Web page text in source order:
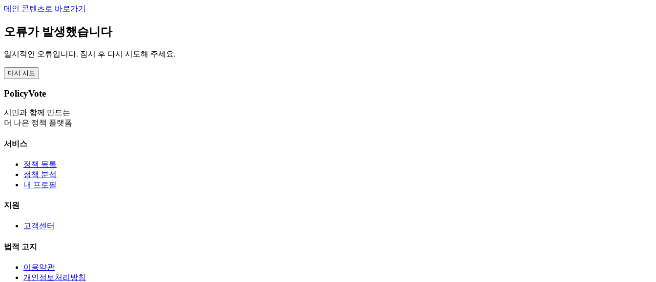
메인 콘텐츠로 바로가기
오류가 발생했습니다
일시적인 오류입니다. 잠시 후 다시 시도해 주세요.
다시 시도
PolicyVote
시민과 함께 만드는
더 나은 정책 플랫폼
서비스
정책 목록
정책 분석
내 프로필
지원
고객센터
법적 고지
이용약관
개인정보처리방침